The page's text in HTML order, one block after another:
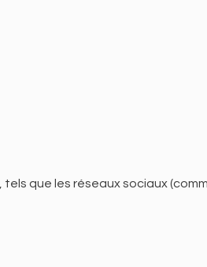
que les réseaux sociaux